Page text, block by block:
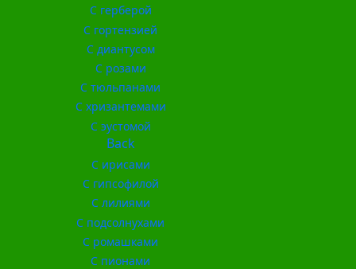
С герберой
С гортензией
С диантусом
С розами
С тюльпанами
С хризантемами
С эустомой
Back
С ирисами
С гипсофилой
С лилиями
С подсолнухами
С ромашками
С пионами